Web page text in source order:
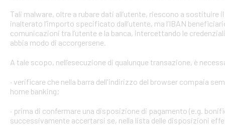
Tali malware, oltre a rubare dati all’utente, riescono a
inalterato l’importo specificato dall’utente, ma l’IBAN
comunicazioni tra l’utente e la banca, intercettando le
abbia modo di accorgersene.
A tale scopo, nell’esecuzione di qualunque transazione, è
· verificare che nella barra dell'indirizzo del browser compaia
home banking;
· prima di confermare una disposizione di pagamento (e.g.
successivamente accertarsi se, nella lista delle disposizioni